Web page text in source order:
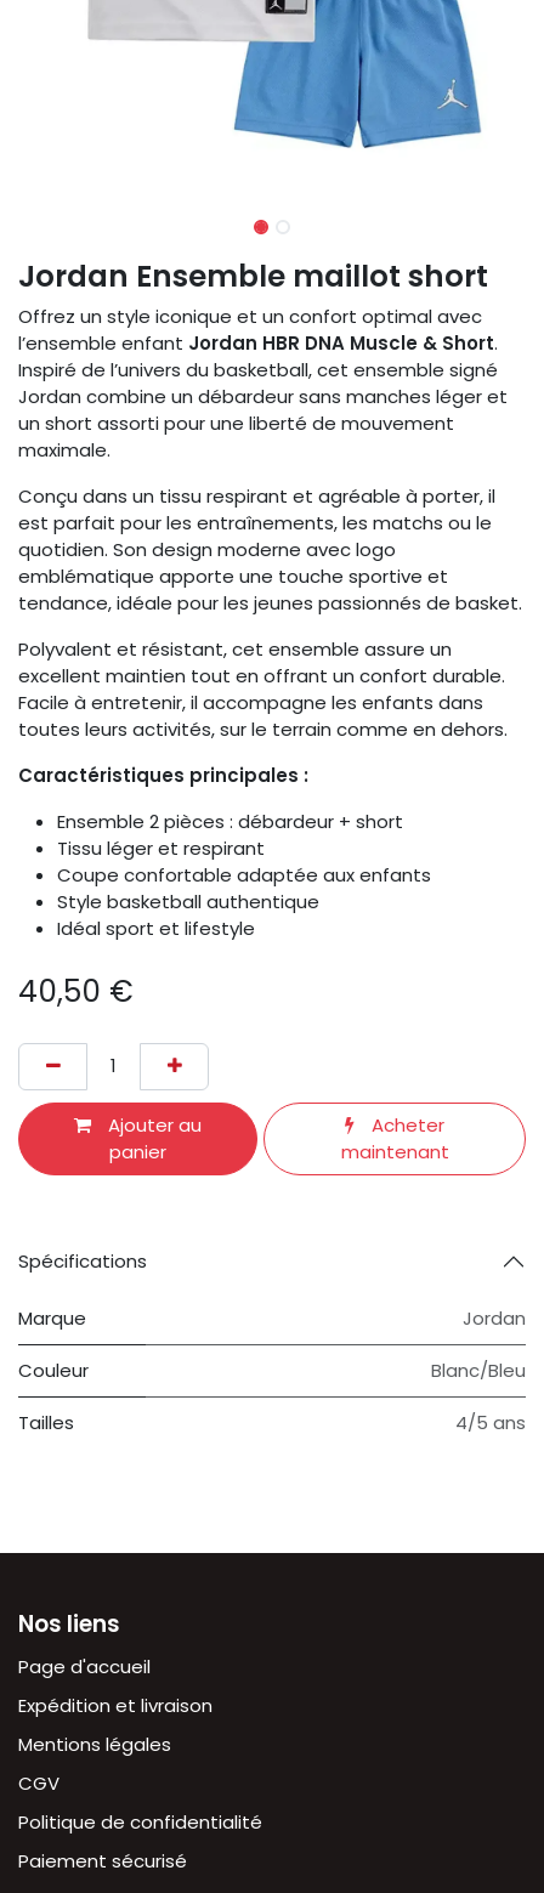
Jordan Ensemble maillot short
Offrez un style iconique et un confort optimal avec
l’ensemble enfant Jordan HBR DNA Muscle & Short.
Inspiré de l’univers du basketball, cet ensemble signé
Jordan combine un débardeur sans manches léger et
un short assorti pour une liberté de mouvement
maximale.
Conçu dans un tissu respirant et agréable à porter, il
est parfait pour les entraînements, les matchs ou le
quotidien. Son design moderne avec logo
emblématique apporte une touche sportive et
tendance, idéale pour les jeunes passionnés de basket.
Polyvalent et résistant, cet ensemble assure un
excellent maintien tout en offrant un confort durable.
Facile à entretenir, il accompagne les enfants dans
toutes leurs activités, sur le terrain comme en dehors.
Caractéristiques principales :
Ensemble 2 pièces : débardeur + short
Tissu léger et respirant
Coupe confortable adaptée aux enfants
Style basketball authentique
Idéal sport et lifestyle
40,50 €
Ajouter au
panier
Acheter
maintenant
Spécifications
Marque Jordan
Couleur Blanc/Bleu
Tailles 4/5 ans
Nos liens
Page d'accueil
Expédition et livraison
Mentions légales
CGV
Politique de confidentialité
Paiement sécurisé